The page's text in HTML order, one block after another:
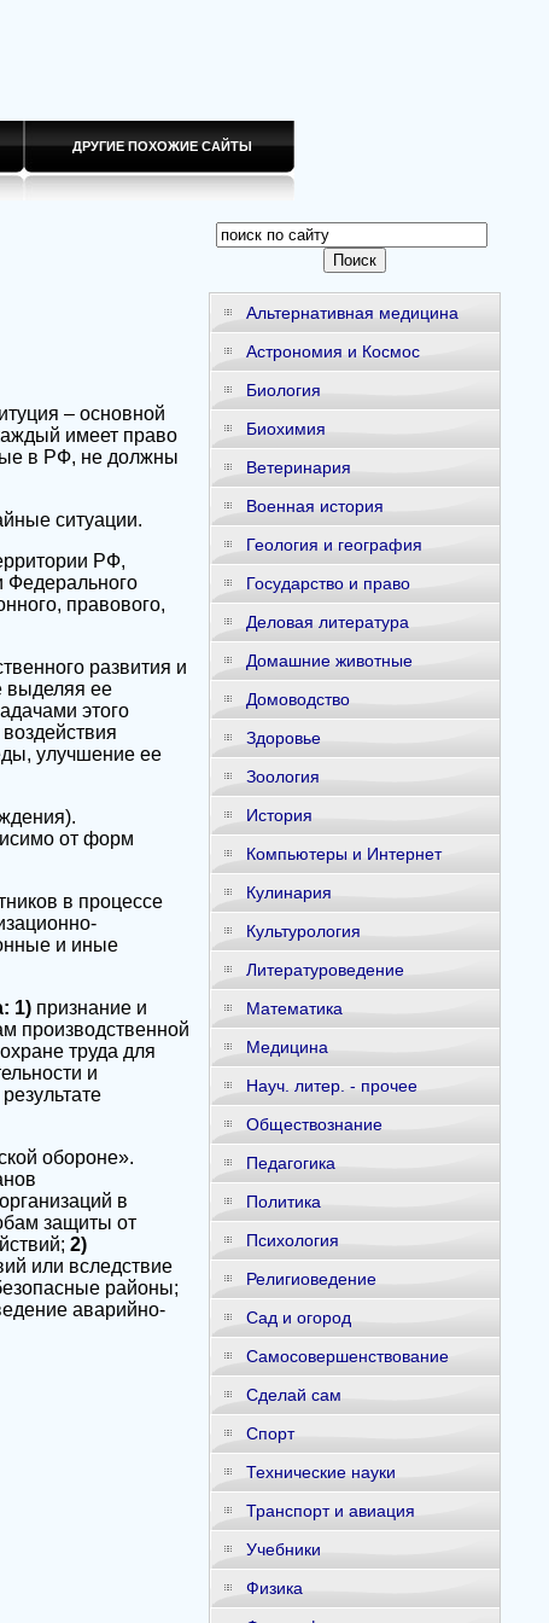
ДРУГИЕ ПОХОЖИЕ САЙТЫ
– основной
имеет право
в РФ, не должны
ситуации.
РФ,
Федерального
правового,
развития и
выделяя ее
этого
улучшение ее
от форм
в процессе
и иные
1) признание и
производственной
труда для
и
обороне».
в
защиты от
2)
или вследствие
районы;
аварийно-
Альтернативная медицина
Астрономия и Космос
Биология
Биохимия
Ветеринария
Военная история
Геология и география
Государство и право
Деловая литература
Домашние животные
Домоводство
Здоровье
Зоология
История
Компьютеры и Интернет
Кулинария
Культурология
Литературоведение
Математика
Медицина
Науч. литер. - прочее
Обществознание
Педагогика
Политика
Психология
Религиоведение
Сад и огород
Самосовершенствование
Сделай сам
Спорт
Технические науки
Транспорт и авиация
Учебники
Физика